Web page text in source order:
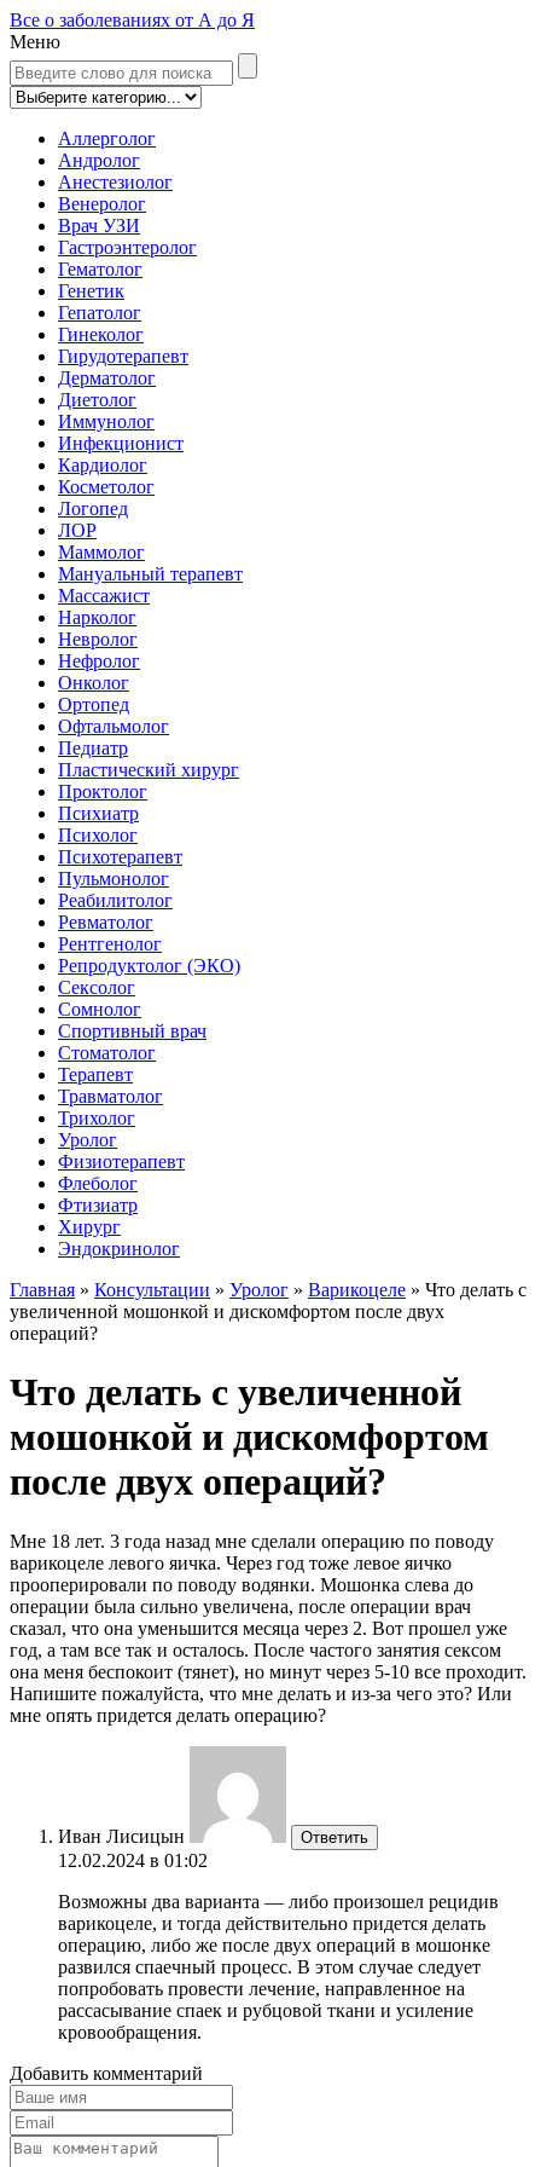
Все о заболеваниях от А до Я
Меню
Аллерголог
Андролог
Анестезиолог
Венеролог
Врач УЗИ
Гастроэнтеролог
Гематолог
Генетик
Гепатолог
Гинеколог
Гирудотерапевт
Дерматолог
Диетолог
Иммунолог
Инфекционист
Кардиолог
Косметолог
Логопед
ЛОР
Маммолог
Мануальный терапевт
Массажист
Нарколог
Невролог
Нефролог
Онколог
Ортопед
Офтальмолог
Педиатр
Пластический хирург
Проктолог
Психиатр
Психолог
Психотерапевт
Пульмонолог
Реабилитолог
Ревматолог
Рентгенолог
Репродуктолог (ЭКО)
Сексолог
Сомнолог
Спортивный врач
Стоматолог
Терапевт
Травматолог
Трихолог
Уролог
Физиотерапевт
Флеболог
Фтизиатр
Хирург
Эндокринолог
Главная » Консультации » Уролог » Варикоцеле » Что делать с
увеличенной мошонкой и дискомфортом после двух
операций?
Что делать с увеличенной
мошонкой и дискомфортом
после двух операций?
Мне 18 лет. 3 года назад мне сделали операцию по поводу
варикоцеле левого яичка. Через год тоже левое яичко
прооперировали по поводу водянки. Мошонка слева до
операции была сильно увеличена, после операции врач
сказал, что она уменьшится месяца через 2. Вот прошел уже
год, а там все так и осталось. После частого занятия сексом
она меня беспокоит (тянет), но минут через 5-10 все проходит.
Напишите пожалуйста, что мне делать и из-за чего это? Или
мне опять придется делать операцию?
Иван Лисицын Ответить
12.02.2024 в 01:02
Возможны два варианта — либо произошел рецидив
варикоцеле, и тогда действительно придется делать
операцию, либо же после двух операций в мошонке
развился спаечный процесс. В этом случае следует
попробовать провести лечение, направленное на
рассасывание спаек и рубцовой ткани и усиление
кровообращения.
Добавить комментарий